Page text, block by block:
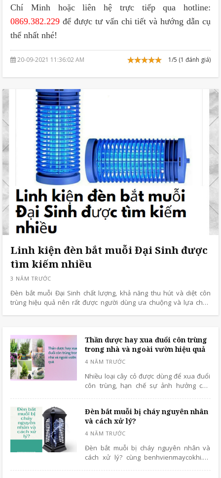
Chí Minh hoặc liên hệ trực tiếp qua hotline:
0869.382.229 để được tư vấn chi tiết và hướng dẫn cụ
thể nhất nhé!
20-09-2021 11:36:02 AM 1/5 (1 đánh giá)
Linh kiện đèn bắt muỗi Đại Sinh được
tìm kiếm nhiều
Đèn bắt muỗi Đại Sinh chất lượng, khả năng thu hút và diệt côn
trùng hiệu quả nên rất được người dùng ưa chuộng và lựa chọn
Thần dược hay xua đuổi côn trùng
trong nhà và ngoài vườn hiệu quả
Nhiều loại cây cỏ được dùng để xua đuổi
côn trùng, hạn chế sự ảnh hưởng của
Đèn bắt muỗi bị cháy nguyên nhân
và cách xử lý?
Đèn bắt muỗi bị cháy nguyên nhân và
cách xử lý? cùng benhvienmaycokhi.vn